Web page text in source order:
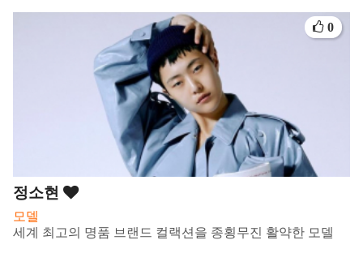
정소현
모델
세계 최고의 명품 브랜드 컬랙션을 종횡무진 활약한 모델
0